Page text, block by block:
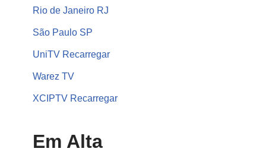
Rio de Janeiro RJ
São Paulo SP
UniTV Recarregar
Warez TV
XCIPTV Recarregar
Em Alta